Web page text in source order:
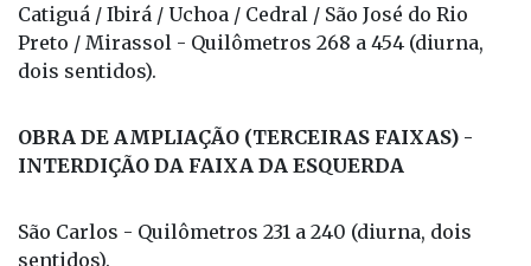
Catiguá / Ibirá / Uchoa / Cedral / São José do Rio
Preto / Mirassol - Quilômetros 268 a 454 (diurna,
dois sentidos).
OBRA DE AMPLIAÇÃO (TERCEIRAS FAIXAS) -
INTERDIÇÃO DA FAIXA DA ESQUERDA
São Carlos - Quilômetros 231 a 240 (diurna, dois
sentidos).